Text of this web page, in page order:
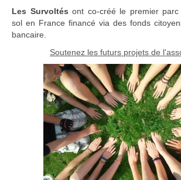
Structure juridique
Les lettres aux sociétaires
Inauguration du parc
Exploitation
THEMATIQUES
Energie
Déchets
Les Survoltés ont co-créé le premier parc
sol en France financé via des fonds
bancaire.
Soutenez les futurs projets de